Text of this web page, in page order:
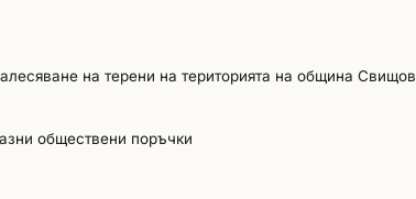
на терени на територията на община Свищов
обществени поръчки